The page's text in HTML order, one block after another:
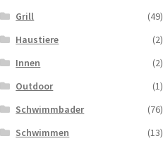
Grill
(49)
Haustiere
(2)
Innen
(2)
Outdoor
(1)
Schwimmbader
(76)
Schwimmen
(13)